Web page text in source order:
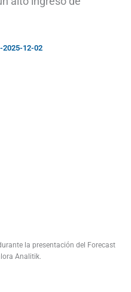
-2025-12-02
la presentación del Forecast
Analitik.